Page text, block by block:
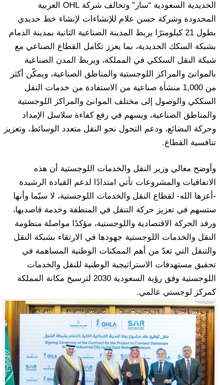
الحديدية السعودية “سار” وتحالف شركة OHL العربية
المحدودة وشركة حسن علام للإنشاءات لإنشاء خط حديدي
بطول 21 كيلومترًا يربط المدينة الصناعية الثانية بمدينة الدمام
بشبكة السكك الحديدية، بما يعزز تكامل القطاع الصناعي مع
شبكة النقل السككي في المملكة، ويربط المدن الصناعية
بالموانئ والمراكز اللوجستية والمناطق الصناعية، ويمكّن أكثر
من 1,000 منشأة صناعية من الاستفادة من خدمات النقل
السككي والوصول إلى مختلف الموانئ والمراكز اللوجستية
والمناطق الصناعية، ويسهم في رفع كفاءة سلاسل الإمداد
وحركة البضائع، ودعم التحول نحو النقل متعدد الوسائط، وتعزيز
تنافسية القطاع.
وأوضح معالي وزير النقل والخدمات اللوجستية أن هذه
الاتفاقيات والمشروعات تأتي امتدادًا لدعم القيادة الرشيدة
-أعزها الله- لقطاع النقل والخدمات اللوجستية، لا سيّما وأنها
ستسهم في تعزيز حركة التنقل في المنطقة وخدمة قاصديها،
ورفد الحركة الاقتصادية واللوجستية، مؤكدًا مواصلة منظومة
النقل والخدمات اللوجستية جهودها في الارتقاء بشبكة النقل
والتنقل التي تعدّ من أهم الممكنات الوطنية المساهمة في
تحقيق مستهدفات الاستراتيجية الوطنية للنقل والخدمات
اللوجستية وفق رؤية السعودية 2030 لترسيخ مكانة المملكة
كمركز لوجستي عالمي.